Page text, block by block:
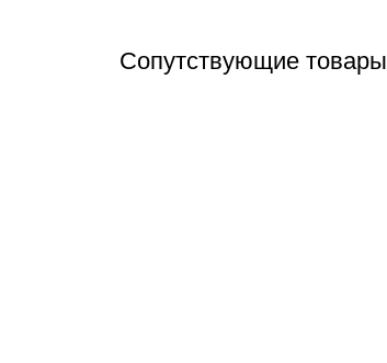
Сопутствующие товары